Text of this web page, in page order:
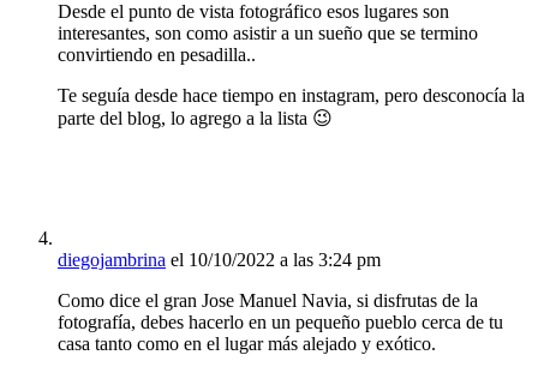
Desde el punto de vista fotográfico esos lugares son
interesantes, son como asistir a un sueño que se termino
convirtiendo en pesadilla..
Te seguía desde hace tiempo en instagram, pero desconocía la
parte del blog, lo agrego a la lista 😉
diegojambrina el 10/10/2022 a las 3:24 pm
Como dice el gran Jose Manuel Navia, si disfrutas de la
fotografía, debes hacerlo en un pequeño pueblo cerca de tu
casa tanto como en el lugar más alejado y exótico.